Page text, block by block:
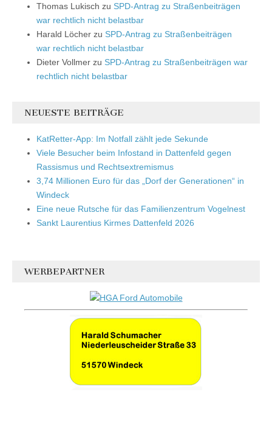
Thomas Lukisch zu SPD-Antrag zu Straßenbeiträgen
war rechtlich nicht belastbar
Harald Löcher zu SPD-Antrag zu Straßenbeiträgen
war rechtlich nicht belastbar
Dieter Vollmer zu SPD-Antrag zu Straßenbeiträgen war
rechtlich nicht belastbar
NEUESTE BEITRÄGE
KatRetter-App: Im Notfall zählt jede Sekunde
Viele Besucher beim Infostand in Dattenfeld gegen
Rassismus und Rechtsextremismus
3,74 Millionen Euro für das „Dorf der Generationen“ in
Windeck
Eine neue Rutsche für das Familienzentrum Vogelnest
Sankt Laurentius Kirmes Dattenfeld 2026
WERBEPARTNER